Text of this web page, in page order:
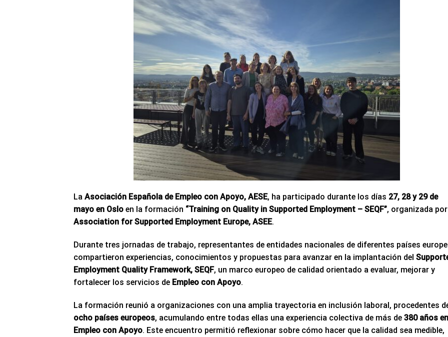
La Asociación Española de Empleo con Apoyo, AESE, ha participado durante los días 27, 28 y 29 de
mayo en Oslo en la formación “Training on Quality in Supported Employment – SEQF”, organizada
Association for Supported Employment Europe, ASEE.
Durante tres jornadas de trabajo, representantes de entidades nacionales de diferentes países
compartieron experiencias, conocimientos y propuestas para avanzar en la implantación del
Employment Quality Framework, SEQF, un marco europeo de calidad orientado a evaluar, mejorar y
fortalecer los servicios de Empleo con Apoyo.
La formación reunió a organizaciones con una amplia trayectoria en inclusión laboral, procedentes
ocho países europeos, acumulando entre todas ellas una experiencia colectiva de más de 380 años en
Empleo con Apoyo. Este encuentro permitió reflexionar sobre cómo hacer que la calidad sea medible,